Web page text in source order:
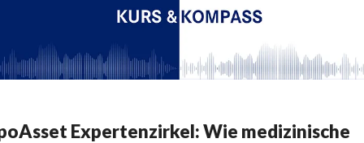
Expertenzirkel: Wie medizinische